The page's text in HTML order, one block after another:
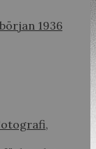
1936